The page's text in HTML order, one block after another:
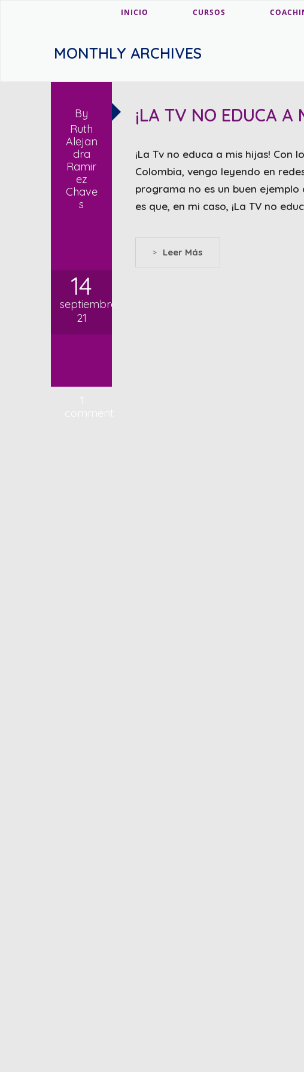
INICIO CURSOS
MONTHLY ARCHIVES
By
Ruth
Alejan
dra
Ramir
ez
Chave
s
14
septiembre
21
¡LA TV NO EDUCA A
¡La Tv no educa a mis hijas! Con
Colombia, vengo leyendo en
programa no es un buen ejemplo
es que, en mi caso, ¡La TV no
>